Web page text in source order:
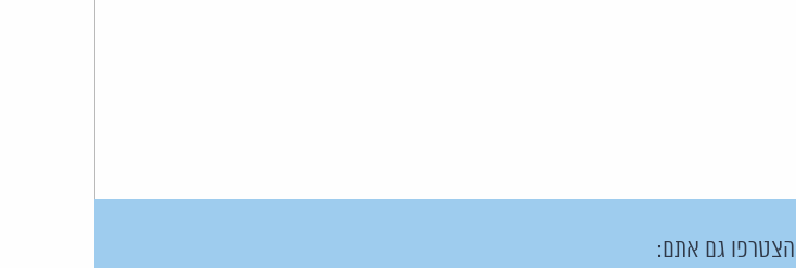
הצטרפו גם אתם: